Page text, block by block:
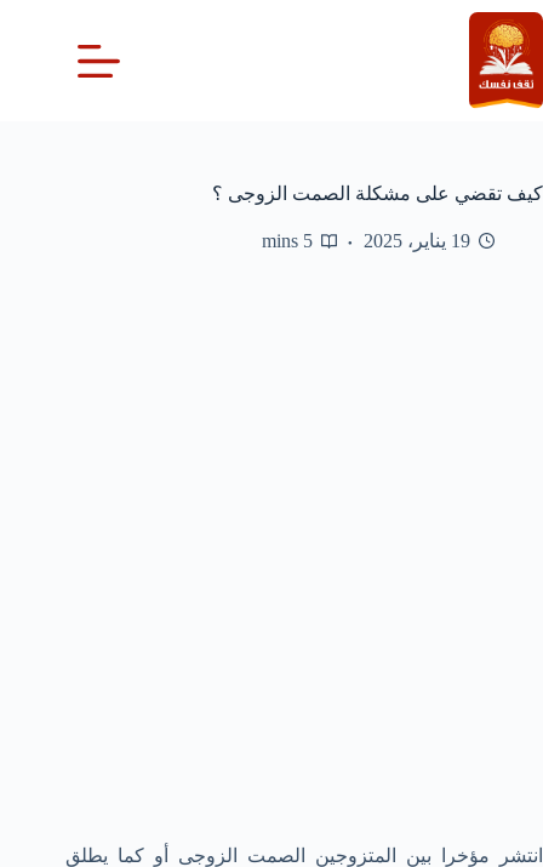
التجاوز
إلى
المحتوى
كيف تقضي على مشكلة الصمت الزوجى ؟
19 يناير، 2025 5 mins
انتشر مؤخرا بين المتزوجين الصمت الزوجى أو كما يطلق